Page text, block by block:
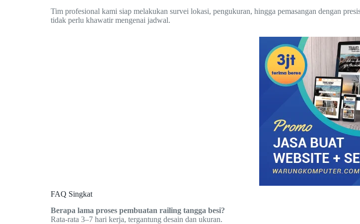
Tim profesional kami siap melakukan survei lokasi, pengukuran, hingga pemasangan dengan
tidak perlu khawatir mengenai jadwal.
FAQ Singkat
Berapa lama proses pembuatan railing tangga besi?
Rata-rata 3–7 hari kerja, tergantung desain dan ukuran.